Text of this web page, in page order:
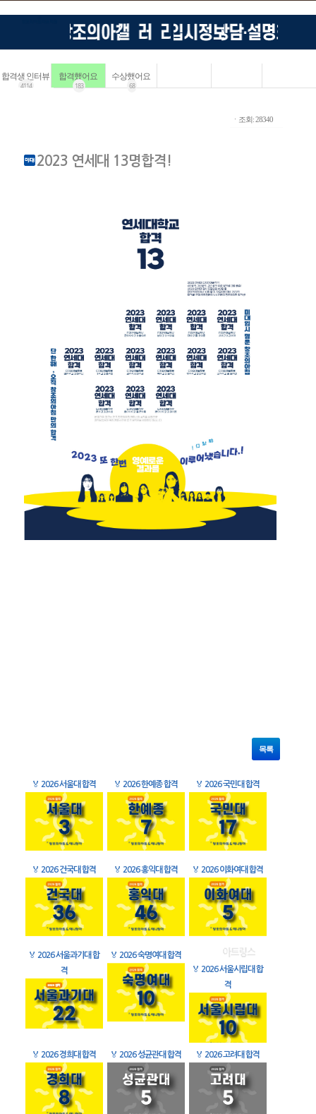
합격생 인터뷰
4114
합격했어요
183
수상했어요
68
ㆍ조회: 28340
2023 연세대 13명합격!
목록
🏅 2026 서울대 합격 🏅 2026 한예종 합격 🏅 2026 국민대 합격
🏅 2026 건국대 합격 🏅 2026 홍익대 합격 🏅 2026 이화여대 합격
🏅 2026 서울과기대 합
격
🏅 2026 숙명여대 합격
🏅 2026 서울시립대 합
격
🏅 2026 경희대 합격 🏅 2026 성균관대 합격 🏅 2026 고려대 합격